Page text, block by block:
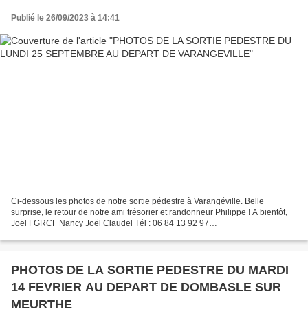
Publié le 26/09/2023 à 14:41
Ci-dessous les photos de notre sortie pédestre à Varangéville. Belle
surprise, le retour de notre ami trésorier et randonneur Philippe ! A bientôt,
Joël FGRCF Nancy Joël Claudel Tél : 06 84 13 92 97
PHOTOS DE LA SORTIE PEDESTRE DU MARDI
14 FEVRIER AU DEPART DE DOMBASLE SUR
MEURTHE